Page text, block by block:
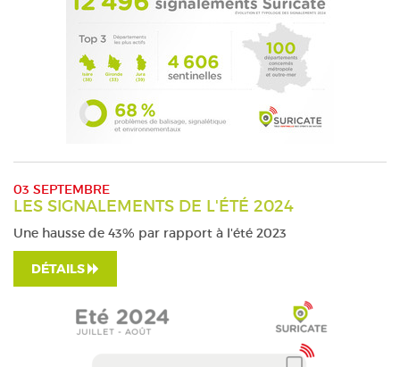
03 SEPTEMBRE
LES SIGNALEMENTS DE L'ÉTÉ 2024
Une hausse de 43% par rapport à l'été 2023
DÉTAILS